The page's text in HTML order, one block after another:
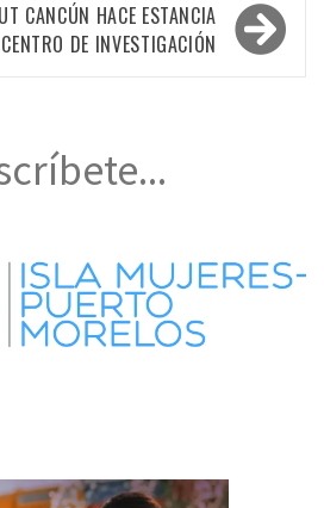
CANCÚN HACE ESTANCIA
DE INVESTIGACIÓN